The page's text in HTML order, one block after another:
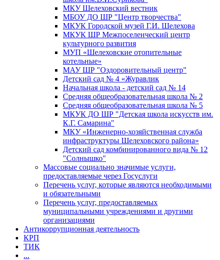
МКУ Шелеховский вестник
МБОУ ДО ШР "Центр творчества"
МКУК Городской музей Г.И. Шелехова
МКУК ШР Межпоселенческий центр
культурного развития
МУП «Шелеховские отопительные
котельные»
МАУ ШР "Оздоровительный центр"
Детский сад № 4 «Журавлик
Начальная школа - детский сад № 14
Средняя общеобразовательная школа № 2
Средняя общеобразовательная школа № 5
МКУК ДО ШР "Детская школа искусств им.
К.Г. Самарина"
МКУ «Инженерно-хозяйственная служба
инфраструктуры Шелеховского района»
Детский сад комбинированного вида № 12
"Солнышко"
Массовые социально значимые услуги,
предоставляемые через Госуслуги
Перечень услуг, которые являются необходимыми
и обязательными
Перечень услуг, предоставляемых
муниципальными учреждениями и другими
организациями
Антикоррупционная деятельность
КРП
ТИК
...